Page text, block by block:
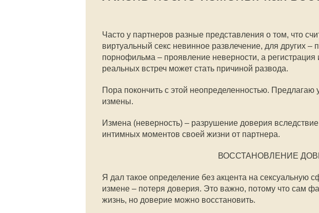
Часто у партнеров разные представления о том, что
виртуальный секс невинное развлечение, для других –
порнофильма – проявление неверности, а регистрация
реальных встреч может стать причиной развода.
Пора покончить с этой неопределенностью. Предлагаю
измены.
Измена (неверность) – разрушение доверия
интимных моментов своей жизни от партнера.
ВОССТАНОВЛЕНИЕ
Я дал такое определение без акцента на сексуальную
измене – потеря доверия. Это важно, потому что сам
жизнь, но доверие можно восстановить.